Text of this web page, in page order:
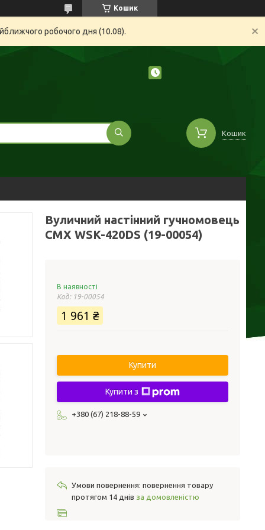
Кошик
робочого дня (10.08).
Кошик
Вуличний настінний гучномовець
CMX WSK-420DS (19-00054)
В наявності
Код: 19-00054
1 961 ₴
Купити
Купити з
+380 (67) 218-88-59
повернення товару
протягом 14 днів за домовленістю